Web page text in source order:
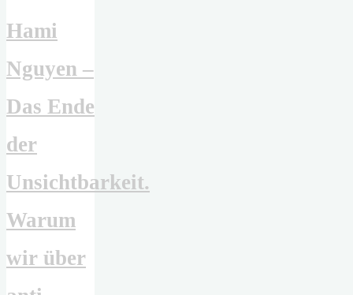
Hami
Nguyen –
Das Ende
der
Unsichtbarkeit.
Warum
wir über